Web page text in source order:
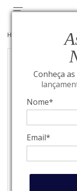
Conheça
Nome*
Email*
HOME